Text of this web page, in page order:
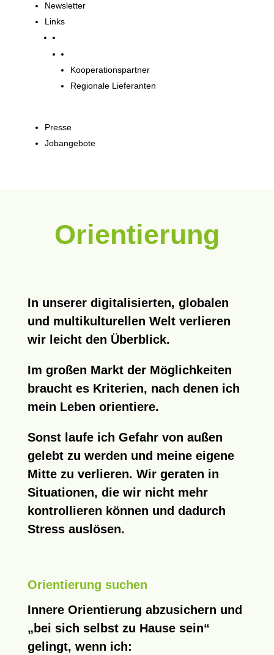
Newsletter
Links
Kooperationspartner
Regionale Lieferanten
Presse
Jobangebote
Orientierung
In unserer digitalisierten, globalen
und multikulturellen Welt verlieren
wir leicht den Überblick.
Im großen Markt der Möglichkeiten
braucht es Kriterien, nach denen ich
mein Leben orientiere.
Sonst laufe ich Gefahr von außen
gelebt zu werden und meine eigene
Mitte zu verlieren. Wir geraten in
Situationen, die wir nicht mehr
kontrollieren können und dadurch
Stress auslösen.
Orientierung suchen
Innere Orientierung abzusichern und
„bei sich selbst zu Hause sein“
gelingt, wenn ich: